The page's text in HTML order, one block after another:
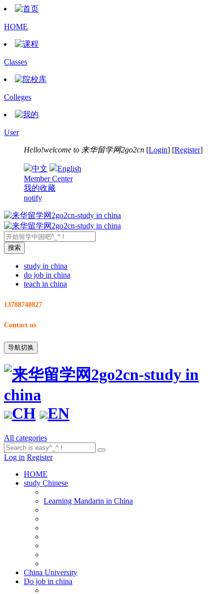
HOME
Classes
Colleges
User
Hello!welcome to 来华留学网2go2cn [Login] [Register]
中文
English
Member Center
我的收藏
notify
study in china
do job in china
teach in china
13788740827
Contact us
导航切换
CH EN
All categories
Log in Register
HOME
study Chinese
Learning Mandarin in China
China University
Do job in china